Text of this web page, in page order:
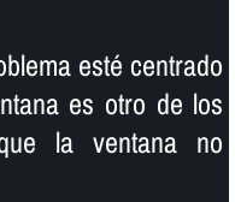
esté centrado
es otro de los
la ventana no